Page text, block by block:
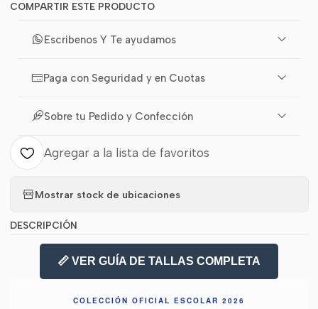
COMPARTIR ESTE PRODUCTO
Escribenos Y Te ayudamos
Paga con Seguridad y en Cuotas
Sobre tu Pedido y Confección
Agregar a la lista de favoritos
Mostrar stock de ubicaciones
DESCRIPCIÓN
📏 VER GUÍA DE TALLAS COMPLETA
COLECCIÓN OFICIAL ESCOLAR 2026